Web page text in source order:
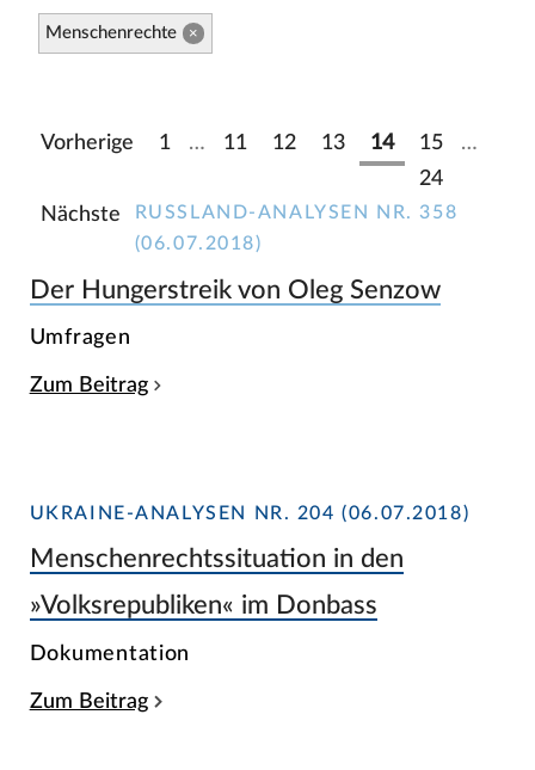
Menschenrechte ×
Vorherige 1 … 11 12 13 14 15
…
24
Nächste
RUSSLAND-ANALYSEN NR. 358
(06.07.2018)
Der Hungerstreik von Oleg Senzow
Umfragen
Zum Beitrag
UKRAINE-ANALYSEN NR. 204 (06.07.2018)
Menschenrechtssituation in den
»Volksrepubliken« im Donbass
Dokumentation
Zum Beitrag